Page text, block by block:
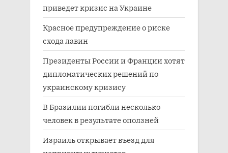
приведет кризис на Украине
Красное предупреждение о риске
схода лавин
Президенты России и Франции хотят
дипломатических решений по
украинскому кризису
В Бразилии погибли несколько
человек в результате оползней
Израиль открывает въезд для